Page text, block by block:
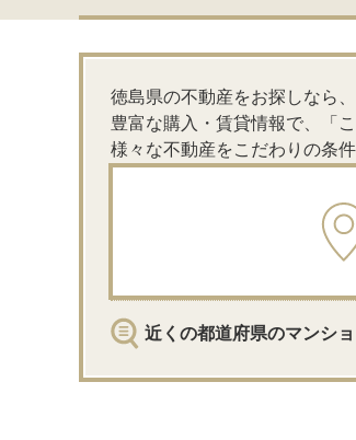
徳島県の不動産をお探しなら
豊富な購入・賃貸情報で、「
様々な不動産をこだわりの条
近くの都道府県のマンシ